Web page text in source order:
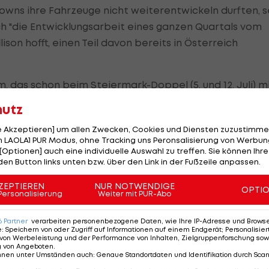
ihre Fahrzeuge nicht weiterentwickeln durften,
"die Entwicklungsarbeit eines ganzen Quartals vom
hofft, einen Teil davon bereits in Österreich
das schon beim Steiermark-Doppel (5. und 12. Juli)
mit einem neuen Getriebe und einer
Autos
Der legendäre
Akzeptieren] um allen Zwecken, Cookies und Diensten
PUR Modus, ohne Tracking uns Peronsalisierung von
auch eine individuelle Auswahl zu treffen. Sie können
Button links unten bzw. über den Link in der Fußzeile anpassen.
NUR NOTWENDIGE
Weiter mit PUR-Abo
Partner verarbeiten personenbezogene Daten, wie Ihre IP-Adresse und
: Speichern von oder Zugriff auf Informationen auf einem Endgerät;
Werbeleistung und der Performance von Inhalten, Zielgruppenforschung
von Angeboten.
unter Umständen auch: Genaue Standortdaten und Identifikation durch